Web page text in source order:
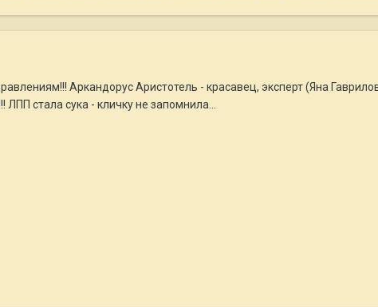
Аркандорус Аристотель - красавец, эксперт (Яна
стала сука - кличку не запомнила...